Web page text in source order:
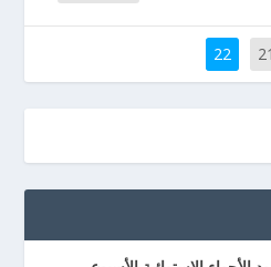
21
22